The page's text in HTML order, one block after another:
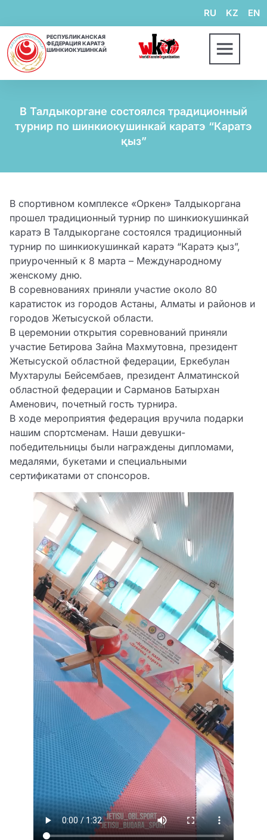
RU KZ EN
РЕСПУБЛИКАНСКАЯ
ФЕДЕРАЦИЯ КАРАТЭ
ШИНКИОКУШИНКАЙ
В Талдыкоргане состоялся традиционный
турнир по шинкиокушинкай каратэ “Каратэ
қыз”
В спортивном комплексе «Оркен» Талдыкоргана
прошел традиционный турнир по шинкиокушинкай
каратэ В Талдыкоргане состоялся традиционный
турнир по шинкиокушинкай каратэ “Каратэ қыз”,
приуроченный к 8 марта – Международному
женскому дню.
В соревнованиях приняли участие около 80
каратисток из городов Астаны, Алматы и районов и
городов Жетысуской области.
В церемонии открытия соревнований приняли
участие Бетирова Зайна Махмутовна, президент
Жетысуской областной федерации, Еркебулан
Мухтарулы Бейсембаев, президент Алматинской
областной федерации и Сарманов Батырхан
Аменович, почетный гость турнира.
В ходе мероприятия федерация вручила подарки
нашим спортсменам. Наши девушки-
победительницы были награждены дипломами,
медалями, букетами и специальными
сертификатами от спонсоров.